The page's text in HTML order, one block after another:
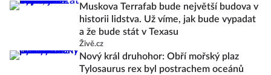
Muskova Terrafab bude největší budova v
historii lidstva. Už víme, jak bude vypadat
a že bude stát v Texasu
Živě.cz
Nový král druhohor: Obří mořský plaz
Tylosaurus rex byl postrachem oceánů